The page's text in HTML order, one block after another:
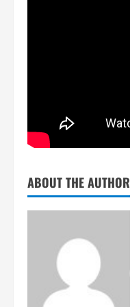
ABOUT THE AUTHOR